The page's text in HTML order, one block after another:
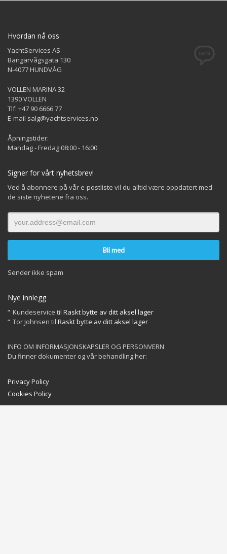
Hvordan nå oss
YachtServices AS
Bangarvågsgata 130
N-4077 HUNDVÅG
VOLLEN MARINA 32
1390 VOLLEN
Tlf: +47 90 6666 77
E-mail salg@yachtservices.no
Åpningstider:
Mandag - Fredag 08:00 - 16:00
Signer for vårt nyhetsbrev!
Ved å abonnere på vår e-postliste vil du alltid være oppdatert med
de siste nyhetene fra oss.
Sender ikke spam
Nye innlegg
Kundeservice til Raskt bytte av ditt aksel lager
Tor Johnsen til Raskt bytte av ditt aksel lager
INFO OM INFORMASJONSKAPSLER OG PERSONVERN
Du finner dokumenter og vår behandling her:
Privacy Policy
Cookies Policy